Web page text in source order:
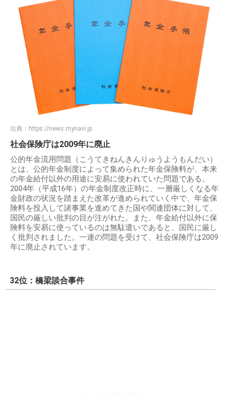
出典： https://news.mynavi.jp
社会保険庁は2009年に廃止
公的年金流用問題（こうてきねんきんりゅうようもんだい）
とは、公的年金制度によって集められた年金保険料が、本来
の年金給付以外の用途に安易に使われていた問題である。
2004年（平成16年）の年金制度改正時に、一層厳しくなる年
金財政の状況を踏まえた改革が進められていく中で、年金保
険料を投入して諸事業を進めてきた国や関連団体に対して、
国民の厳しい批判の目が注がれた。また、年金給付以外に保
険料を安易に使っているのは無駄遣いであると、国民に厳し
く批判されました。一連の問題を受けて、社会保険庁は2009
年に廃止されています。
32位：橋梁談合事件